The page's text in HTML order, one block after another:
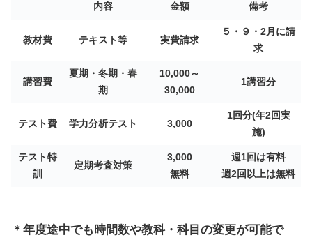
内容 金額 備考
教材費 テキスト等 実費請求
５・９・2月に請
求
講習費
夏期・冬期・春
期
10,000～
30,000
1講習分
テスト費 学力分析テスト 3,000
1回分(年2回実
施)
テスト特
訓
定期考査対策
3,000
無料
週1回は有料
週2回以上は無料
＊年度途中でも時間数や教科・科目の変更が可能で